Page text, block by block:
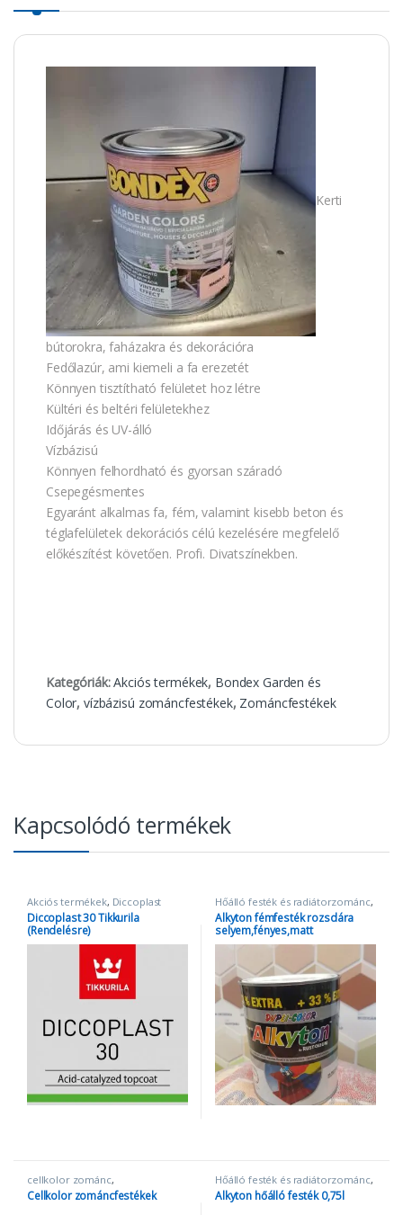
Kerti
bútorokra, faházakra és dekorációra
Fedőlazúr, ami kiemeli a fa erezetét
Könnyen tisztítható felületet hoz létre
Kültéri és beltéri felületekhez
Időjárás és UV-álló
Vízbázisú
Könnyen felhordható és gyorsan száradó
Csepegésmentes
Egyaránt alkalmas fa, fém, valamint kisebb beton és
téglafelületek dekorációs célú kezelésére megfelelő
előkészítést követően. Profi. Divatszínekben.
Kategóriák:Akciós termékek, Bondex Garden és
Color,vízbázisú zománcfestékek, Zománcfestékek
Kapcsolódó termékek
Akciós termékek, Diccoplast
Tikkurila, Zománcfestékek
Diccoplast 30 Tikkurila
(Rendelésre)
Hőálló festék és radiátorzománc,
Oldószeres zománcfestékek,
Zománcfestékek
Alkyton fémfesték rozsdára
selyem,fényes,matt
cellkolor zománc,
Zománcfestékek
Cellkolor zománcfestékek
Hőálló festék és radiátorzománc,
Zománcfestékek
Alkyton hőálló festék 0,75l